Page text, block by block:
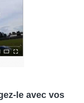
le avec vos